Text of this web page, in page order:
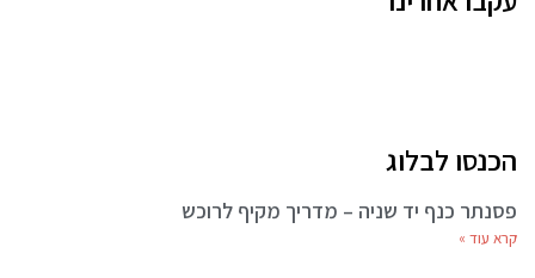
הכנסו לבלוג
פסנתר כנף יד שניה – מדריך מקיף לרוכש
קרא עוד »